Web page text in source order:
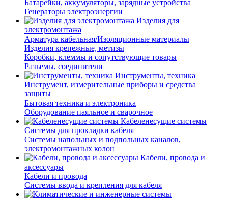
Батарейки, аккумуляторы, зарядные устройства
Генераторы электроэнергии
Изделия для
электромонтажа
Арматура кабельная/Изоляционные материалы
Изделия крепежные, метизы
Коробки, клеммы и сопутствующие товары
Разъемы, соединители
Инструменты, техника
Инструмент, измерительные приборы и средства
защиты
Бытовая техника и электроника
Оборудование паяльное и сварочное
Кабеленесущие системы
Системы для прокладки кабеля
Системы напольных и подпольных каналов,
электромонтажных колон
Кабели, провода и
аксессуары
Кабели и провода
Системы ввода и крепления для кабеля